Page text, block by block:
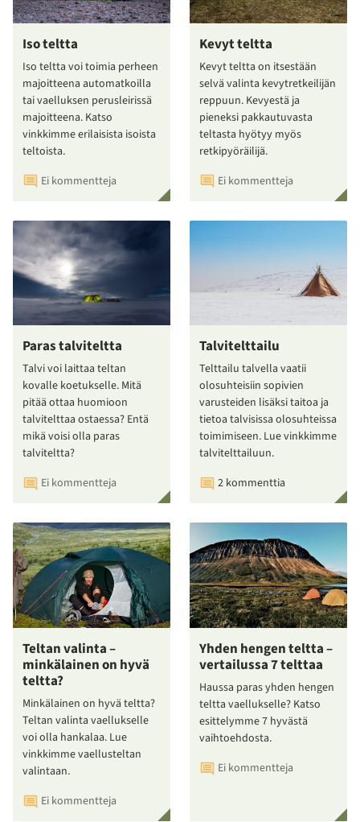
Iso teltta
Iso teltta voi toimia perheen
majoitteena automatkoilla
tai vaelluksen perusleirissä
majoitteena. Katso
vinkkimme erilaisista isoista
teltoista.
Ei kommentteja
Kevyt teltta
Kevyt teltta on itsestään
selvä valinta kevytretkeilijän
reppuun. Kevyestä ja
pieneksi pakkautuvasta
teltasta hyötyy myös
retkipyöräilijä.
Ei kommentteja
Paras talviteltta
Talvi voi laittaa teltan
kovalle koetukselle. Mitä
pitää ottaa huomioon
talvitelttaa ostaessa? Entä
mikä voisi olla paras
talviteltta?
Ei kommentteja
Talvitelttailu
Telttailu talvella vaatii
olosuhteisiin sopivien
varusteiden lisäksi taitoa ja
tietoa talvisissa olosuhteissa
toimimiseen. Lue vinkkimme
talvitelttailuun.
2 kommenttia
Teltan valinta –
minkälainen on hyvä
teltta?
Minkälainen on hyvä teltta?
Teltan valinta vaellukselle
voi olla hankalaa. Lue
vinkkimme vaellusteltan
valintaan.
Ei kommentteja
Yhden hengen teltta –
vertailussa 7 telttaa
Haussa paras yhden hengen
teltta vaellukselle? Katso
esittelymme 7 hyvästä
vaihtoehdosta.
Ei kommentteja